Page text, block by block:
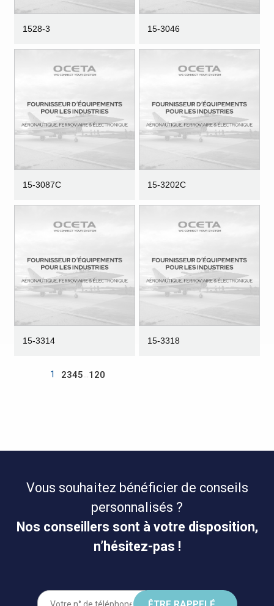
1528-3 15-3046
15-3087C 15-3202C
15-3314 15-3318
1 2345 120
Vous souhaitez bénéficier de conseils
personnalisés ?
Nos conseillers sont à votre disposition,
n’hésitez-pas !